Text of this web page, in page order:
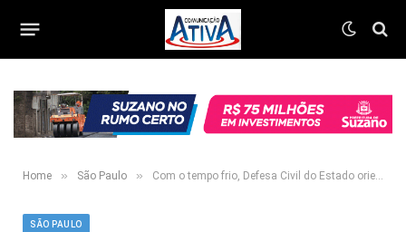
Home » São Paulo » Com o tempo frio, Defesa Civil do Estado orienta sobre prevenção de incêndios em áreas vulneráveis
SÃO PAULO